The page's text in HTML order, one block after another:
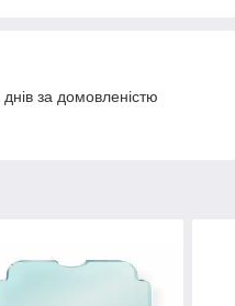
за домовленістю